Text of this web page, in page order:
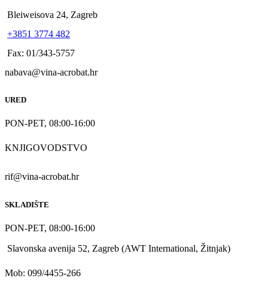
Bleiweisova 24, Zagreb
+3851 3774 482
Fax: 01/343-5757
nabava@vina-acrobat.hr
URED
PON-PET, 08:00-16:00
KNJIGOVODSTVO
rif@vina-acrobat.hr
SKLADIŠTE
PON-PET, 08:00-16:00
Slavonska avenija 52, Zagreb (AWT International, Žitnjak)
Mob: 099/4455-266